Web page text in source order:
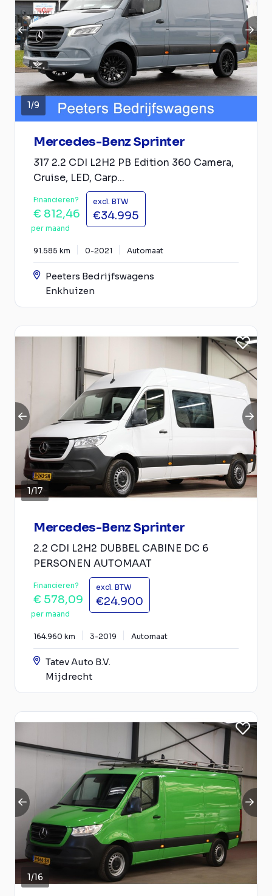
1/9
Mercedes-Benz Sprinter
317 2.2 CDI L2H2 PB Edition 360 Camera,
Cruise, LED, Carp...
Financieren?
€ 812,46
per maand
excl. BTW
€34.995
91.585 km 0-2021 Automaat
Peeters Bedrijfswagens
Enkhuizen
1/17
Mercedes-Benz Sprinter
2.2 CDI L2H2 DUBBEL CABINE DC 6
PERSONEN AUTOMAAT
Financieren?
€ 578,09
per maand
excl. BTW
€24.900
164.960 km 3-2019 Automaat
Tatev Auto B.V.
Mijdrecht
1/16